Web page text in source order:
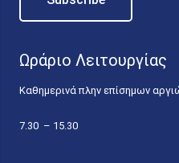
Ωράριο Λειτουργίας
Καθημερινά πλην επίσημων
7.30 – 15.30